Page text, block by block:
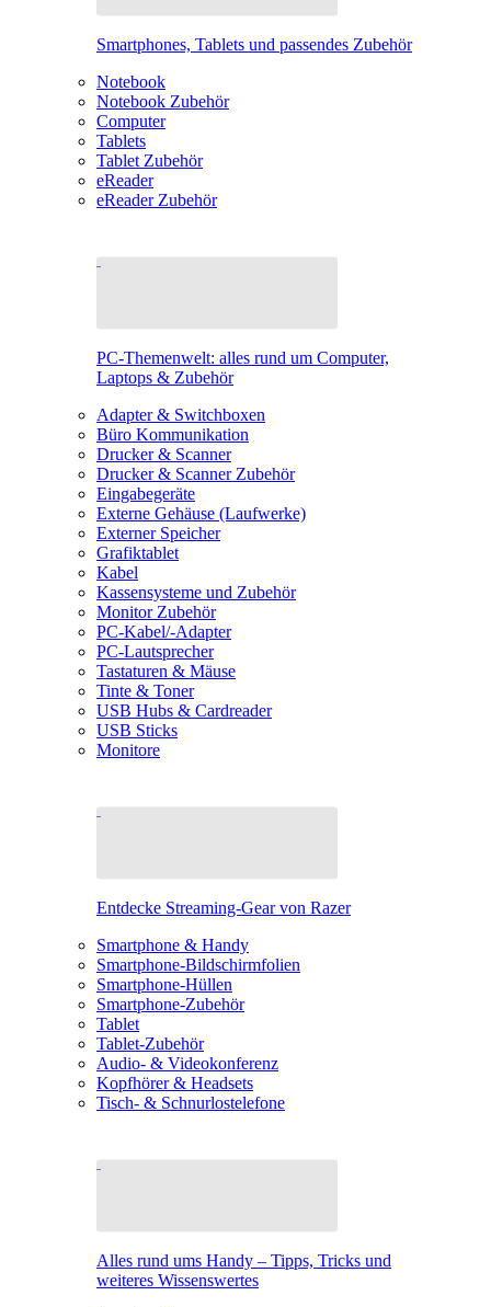
Smartphones, Tablets und passendes Zubehör
Notebook
Notebook Zubehör
Computer
Tablets
Tablet Zubehör
eReader
eReader Zubehör
PC-Themenwelt: alles rund um Computer,
Laptops & Zubehör
Adapter & Switchboxen
Büro Kommunikation
Drucker & Scanner
Drucker & Scanner Zubehör
Eingabegeräte
Externe Gehäuse (Laufwerke)
Externer Speicher
Grafiktablet
Kabel
Kassensysteme und Zubehör
Monitor Zubehör
PC-Kabel/-Adapter
PC-Lautsprecher
Tastaturen & Mäuse
Tinte & Toner
USB Hubs & Cardreader
USB Sticks
Monitore
Entdecke Streaming-Gear von Razer
Smartphone & Handy
Smartphone-Bildschirmfolien
Smartphone-Hüllen
Smartphone-Zubehör
Tablet
Tablet-Zubehör
Audio- & Videokonferenz
Kopfhörer & Headsets
Tisch- & Schnurlostelefone
Alles rund ums Handy – Tipps, Tricks und
weiteres Wissenswertes